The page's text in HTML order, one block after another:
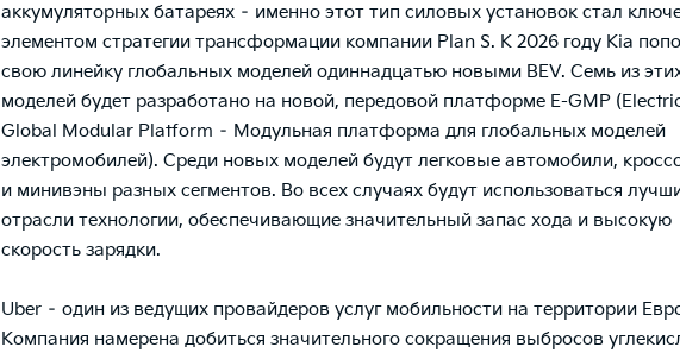
аккумуляторных батареях – именно этот тип силовых установок стал
элементом стратегии трансформации компании Plan S. К 2026 году Kia
свою линейку глобальных моделей одиннадцатью новыми BEV. Семь из
моделей будет разработано на новой, передовой платформе E-GMP
Global Modular Platform – Модульная платформа для глобальных моделей
электромобилей). Среди новых моделей будут легковые автомобили,
и минивэны разных сегментов. Во всех случаях будут использоваться
отрасли технологии, обеспечивающие значительный запас хода и высокую
скорость зарядки.
Uber – один из ведущих провайдеров услуг мобильности на территории
Компания намерена добиться значительного сокращения выбросов